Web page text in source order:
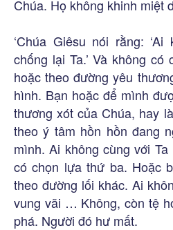
Chúa. Họ không khinh miệt
‘Chúa Giêsu nói rằng:
chống lại Ta.’ Và không có
hoặc theo đường yêu
hình. Bạn hoặc để mình
thương xót của Chúa, hay
theo ý tâm hồn hồn đang
mình. Ai không cùng với
có chọn lựa thứ ba. Hoặc
theo đường lối khác. Ai
vung vãi … Không, còn tệ
phá. Người đó hư mất.